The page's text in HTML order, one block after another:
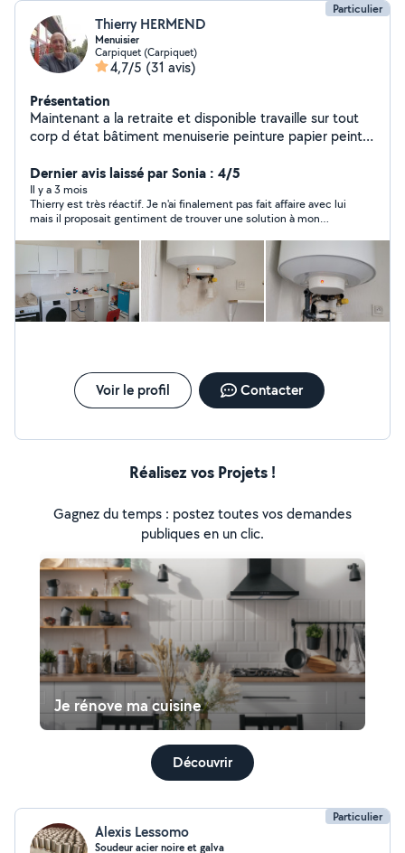
Particulier
Thierry HERMEND
Menuisier
Carpiquet (Carpiquet)
4,7/5 (31 avis)
Présentation
Maintenant a la retraite et disponible travaille sur tout
corp d état bâtiment menuiserie peinture papier peint
ect 9 années à mon compte dans le bâtiment etsur
Paris travaille soigné prendre contact pour vos projets
et avenir disponible en semaines et photos sur
demande de mes travaux Possible location machines
comme scie séculaire scie sauteuse lamello perforateur
Disponible Cordialement thierry
Dernier avis laissé par Sonia : 4/5
Il y a 3 mois
Thierry est très réactif. Je n'ai finalement pas fait affaire avec lui
mais il proposait gentiment de trouver une solution à mon
Voir le profil Contacter
Réalisez vos Projets !
Gagnez du temps : postez toutes vos demandes
publiques en un clic.
Je rénove ma cuisine
Découvrir
Particulier
Alexis Lessomo
Soudeur acier noire et galva